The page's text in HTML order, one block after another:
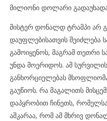
მილიონი დოლარი
მისტერ დონალდ ტრამპი არ
დაუფლებისათვის შეიძლება
გამოიყენოს, მაგრამ თეთრი
უნდა მოერიდოს. ამ
განხორციელებას
გაუწიოს. რა მაგალითს
დაპყრობით ჩინეთს,
აშკარაა, რომ ამ მხრივ